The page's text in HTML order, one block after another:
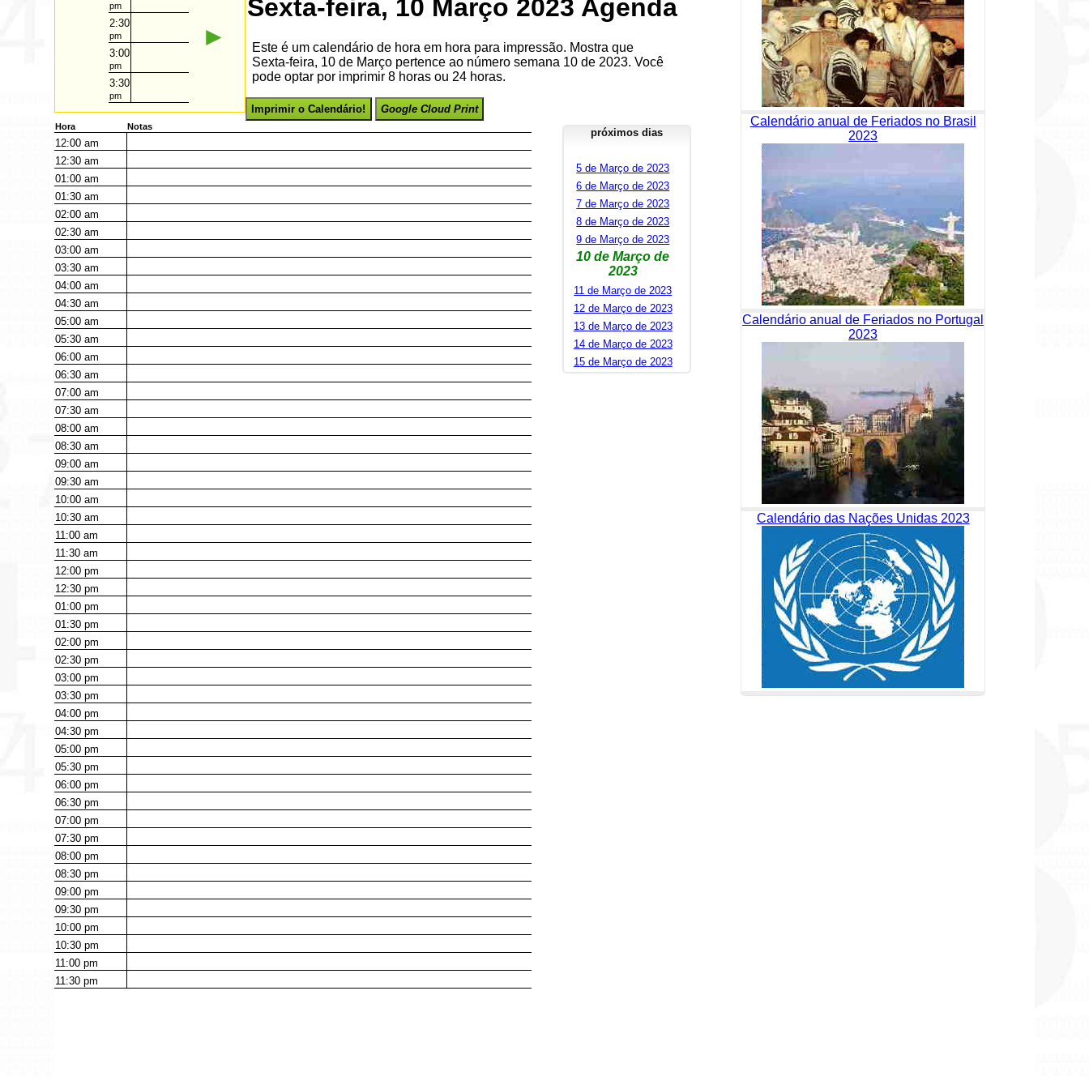
pm
2:30
pm
3:00
pm
3:30
pm
►
Sexta-feira, 10 Março 2023 Agenda
Este é um calendário de hora em hora para impressão. Mostra que
Sexta-feira, 10 de Março pertence ao número semana 10 de 2023. Você
pode optar por imprimir 8 horas ou 24 horas.
Imprimir o Calendário! Google Cloud Print
Hora Notas
12:00am
12:30am
01:00am
01:30am
02:00am
02:30am
03:00am
03:30am
04:00am
04:30am
05:00am
05:30am
06:00am
06:30am
07:00am
07:30am
08:00am
08:30am
09:00am
09:30am
10:00am
10:30am
11:00am
11:30am
12:00pm
12:30pm
01:00pm
01:30pm
02:00pm
02:30pm
03:00pm
03:30pm
04:00pm
04:30pm
05:00pm
05:30pm
06:00pm
06:30pm
07:00pm
07:30pm
08:00pm
08:30pm
09:00pm
09:30pm
10:00pm
10:30pm
11:00pm
11:30pm
próximos dias
5 de Março de 2023
6 de Março de 2023
7 de Março de 2023
8 de Março de 2023
9 de Março de 2023
10 de Março de
2023
11 de Março de 2023
12 de Março de 2023
13 de Março de 2023
14 de Março de 2023
15 de Março de 2023
Calendário anual de Feriados no Brasil
2023
Calendário anual de Feriados no Portugal
2023
Calendário das Nações Unidas 2023